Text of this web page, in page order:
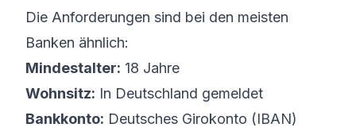
Die Anforderungen sind bei den meisten
Banken ähnlich:
Mindestalter: 18 Jahre
Wohnsitz: In Deutschland gemeldet
Bankkonto: Deutsches Girokonto (IBAN)